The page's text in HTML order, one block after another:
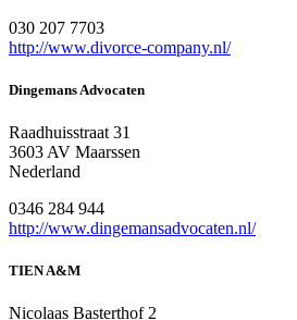
030 207 7703
http://www.divorce-company.nl/
Dingemans Advocaten
Raadhuisstraat 31
3603 AV Maarssen
Nederland
0346 284 944
http://www.dingemansadvocaten.nl/
TIEN A&M
Nicolaas Basterthof 2